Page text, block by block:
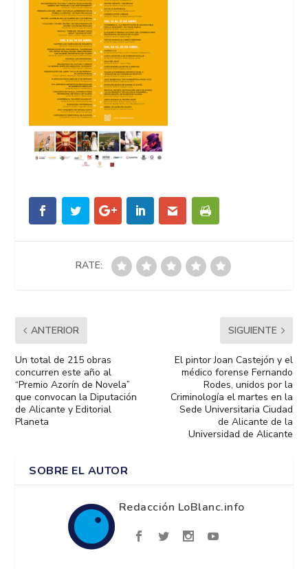
RATE:
ANTERIOR
Un total de 215 obras
concurren este año al
“Premio Azorín de Novela”
que convocan la Diputación
de Alicante y Editorial
Planeta
SIGUIENTE
El pintor Joan Castejón y el
médico forense Fernando
Rodes, unidos por la
Criminología el martes en la
Sede Universitaria Ciudad
de Alicante de la
Universidad de Alicante
SOBRE EL AUTOR
Redacción LoBlanc.info